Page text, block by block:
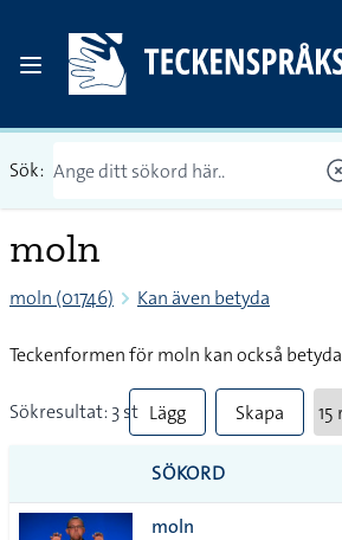
Sök:
moln
moln (01746) Kan även betyda
Teckenformen för moln kan också betyda
Sökresultat: 3 st Lägg
till
alla i
Skapa
SÖKORD
moln